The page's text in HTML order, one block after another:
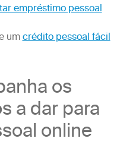
empréstimo pessoal
umcrédito pessoal fácil
os
a dar para
online